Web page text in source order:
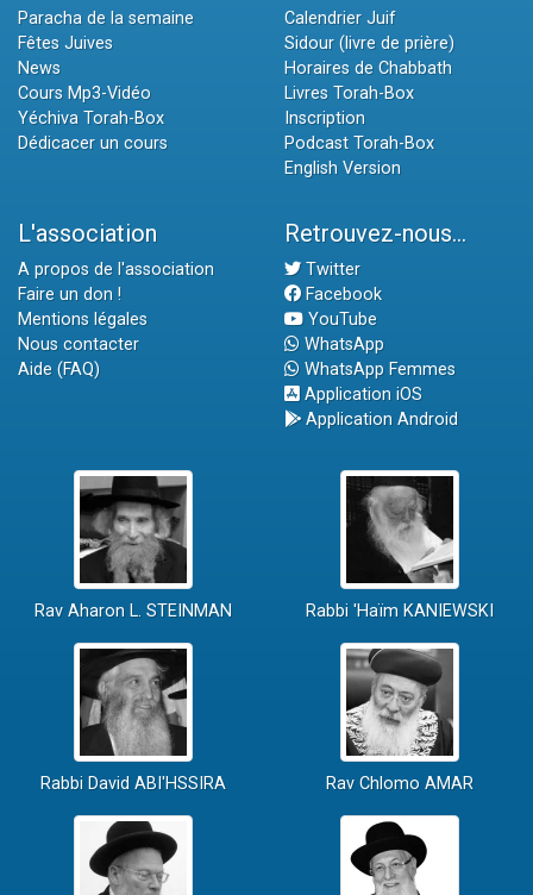
Paracha de la semaine
Fêtes Juives
News
Cours Mp3-Vidéo
Yéchiva Torah-Box
Dédicacer un cours
Calendrier Juif
Sidour (livre de prière)
Horaires de Chabbath
Livres Torah-Box
Inscription
Podcast Torah-Box
English Version
L'association
A propos de l'association
Faire un don !
Mentions légales
Nous contacter
Aide (FAQ)
Retrouvez-nous...
Twitter
Facebook
YouTube
WhatsApp
WhatsApp Femmes
Application iOS
Application Android
Rav Aharon L. STEINMAN Rabbi 'Haïm KANIEWSKI
Rabbi David ABI'HSSIRA Rav Chlomo AMAR